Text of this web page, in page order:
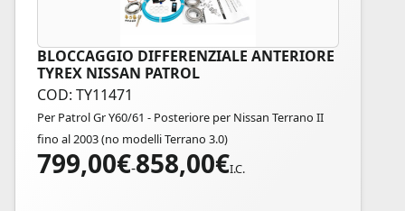
BLOCCAGGIO DIFFERENZIALE ANTERIORE
TYREX NISSAN PATROL
COD: TY11471
Per Patrol Gr Y60/61 - Posteriore per Nissan Terrano II
fino al 2003 (no modelli Terrano 3.0)
799,00€-858,00€
Fascia
I.C.
Questo
prodotto
ha
più
varianti.
Le